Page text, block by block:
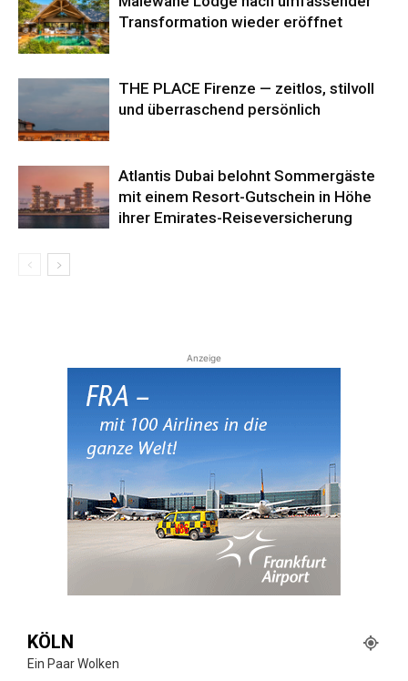
Transformation wieder eröffnet
THE PLACE Firenze — zeitlos, stilvoll
und überraschend persönlich
Atlantis Dubai belohnt Sommergäste
mit einem Resort-Gutschein in Höhe
ihrer Emirates-Reiseversicherung
Anzeige
KÖLN
Ein Paar Wolken